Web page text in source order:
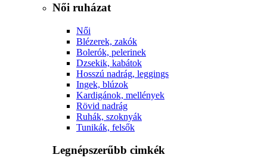
Női ruházat
Női
Blézerek, zakók
Bolerók, pelerinek
Dzsekik, kabátok
Hosszú nadrág, leggings
Ingek, blúzok
Kardigánok, mellények
Rövid nadrág
Ruhák, szoknyák
Tunikák, felsők
Legnépszerűbb cimkék